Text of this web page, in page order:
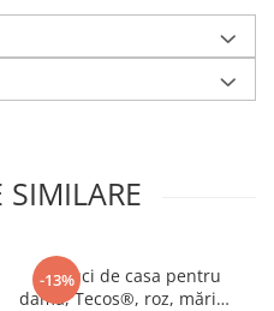
SIMILARE
-13%
Papuci de casa pentru
dama, Tecos®, roz, mărime